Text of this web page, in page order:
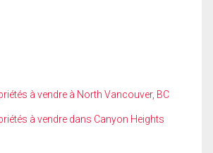
à vendre à North Vancouver, BC
à vendre dans Canyon Heights